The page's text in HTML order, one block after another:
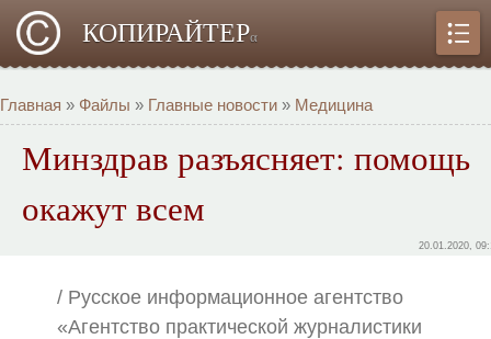
КОПИРАЙТЕРα
Главная » Файлы » Главные новости » Медицина
Минздрав разъясняет: помощь
окажут всем
20.01.2020,
/ Русское информационное агентство
«Агентство практической журналистики